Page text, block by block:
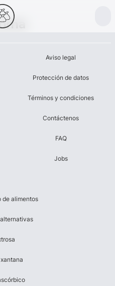
Aviso legal
Protección de datos
Términos y condiciones
Contáctenos
FAQ
Jobs
de alimentos